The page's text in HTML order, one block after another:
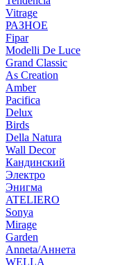
Vitrage
РАЗНОЕ
Fipar
Modelli De Luce
Grand Classic
As Creation
Amber
Pacifica
Delux
Birds
Della Natura
Wall Decor
Кандинский
Электро
Энигма
ATELIERO
Sonya
Mirage
Garden
Anneta/Аннета
WELLA